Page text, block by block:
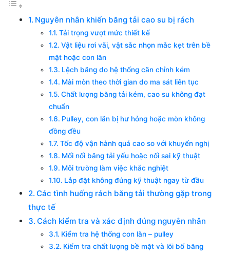
Nguyên nhân khiến băng tải cao su bị rách
Tải trọng vượt mức thiết kế
Vật liệu rơi vãi, vật sắc nhọn mắc kẹt trên bề
mặt hoặc con lăn
Lệch băng do hệ thống căn chỉnh kém
Mài mòn theo thời gian do ma sát liên tục
Chất lượng băng tải kém, cao su không đạt
chuẩn
Pulley, con lăn bị hư hỏng hoặc mòn không
đồng đều
Tốc độ vận hành quá cao so với khuyến nghị
Mối nối băng tải yếu hoặc nối sai kỹ thuật
Môi trường làm việc khắc nghiệt
Lắp đặt không đúng kỹ thuật ngay từ đầu
Các tình huống rách băng tải thường gặp trong
thực tế
Cách kiểm tra và xác định đúng nguyên nhân
Kiểm tra hệ thống con lăn – pulley
Kiểm tra chất lượng bề mặt và lõi bố băng